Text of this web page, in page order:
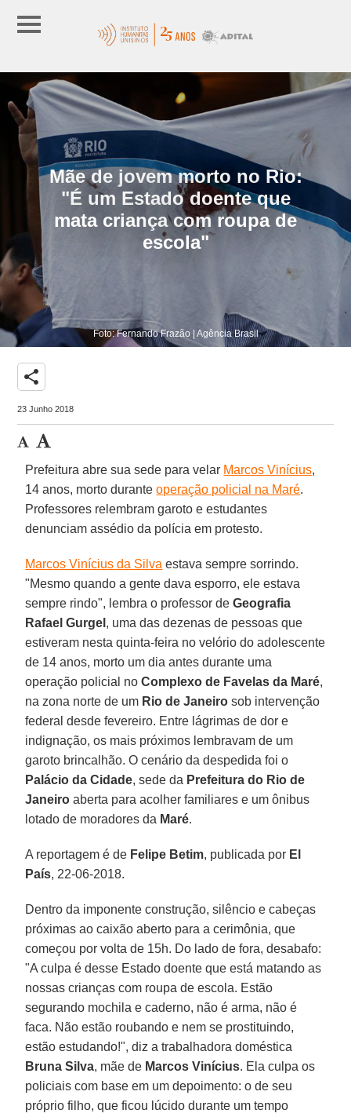
Mãe de jovem morto no Rio:
"É um Estado doente que
mata criança com roupa de
escola"
Foto: Fernando Frazão | Agência Brasil
share
23 Junho 2018
Prefeitura abre sua sede para velar Marcos Vinícius,
14 anos, morto duranteoperação policial na Maré.
Professores relembram garoto e estudantes
denunciam assédio da polícia em protesto.
Marcos Vinícius da Silva estava sempre sorrindo.
"Mesmo quando a gente dava esporro, ele estava
sempre rindo", lembra o professor deGeografia
Rafael Gurgel , uma das dezenas de pessoas que
estiveram nesta quinta-feira no velório do adolescente
de 14 anos, morto um dia antes durante uma
operação policial noComplexo de Favelas da Maré,
na zona norte de um Rio de Janeiro sob intervenção
federal desde fevereiro. Entre lágrimas de dor e
indignação, os mais próximos lembravam de um
garoto brincalhão. O cenário da despedida foi o
Palácio da Cidade, sede da Prefeitura do Rio de
Janeiro aberta para acolher familiares e um ônibus
lotado de moradores da Maré.
A reportagem é de Felipe Betim, publicada por El
País, 22-06-2018.
Dentro da imponente construção, silêncio e cabeças
próximas ao caixão aberto para a cerimônia, que
começou por volta de 15h. Do lado de fora, desabafo:
"A culpa é desse Estado doente que está matando as
nossas crianças com roupa de escola. Estão
segurando mochila e caderno, não é arma, não é
faca. Não estão roubando e nem se prostituindo,
estão estudando!", diz a trabalhadora doméstica
Bruna Silva, mãe de Marcos Vinícius. Ela culpa os
policiais com base em um depoimento: o de seu
próprio filho, que ficou lúcido durante um tempo